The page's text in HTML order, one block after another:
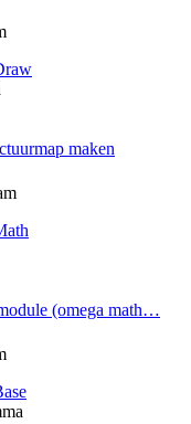
maken
(omega math…